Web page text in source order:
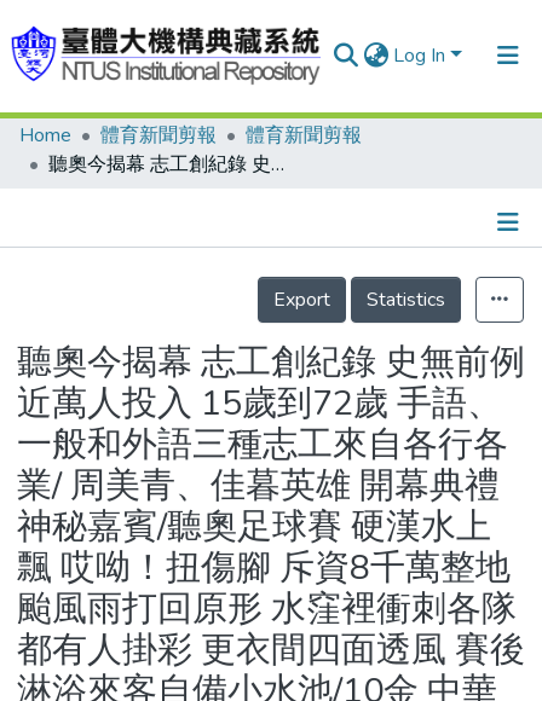
Log In
Communities & Collections
Statistics
Home 體育新聞剪報
體育新聞剪報
聽奧今揭幕 志工創紀錄 史無前例近萬人投入 15歲到72歲 手語、一般和外語三種志工來自各行各業/ 周美青、佳暮英雄 開幕典禮神秘嘉賓/聽奧足球賽 硬漢水上飄 哎呦！扭傷腳 斥資8千萬整地颱風雨打回原形 水窪裡衝刺各隊都有人掛彩 更衣間四面透風 賽後淋浴來客自備小水池/10金 中華隊的最低標/177面金牌 2千餘選手力拚/好閃！南非派金奧運銀牌/開幕女神從天降 林嘉綺全裸彩繪 貼身舞衣啦/六年前手語簡報 北市爭到主辦權/2009聽奧小檔案/台北聽奧今晚開幕流程表
Details
Export
Statistics
聽奧今揭幕 志工創紀錄 史無前例
近萬人投入 15歲到72歲 手語、
一般和外語三種志工來自各行各
業/ 周美青、佳暮英雄 開幕典禮
神秘嘉賓/聽奧足球賽 硬漢水上
飄 哎呦！扭傷腳 斥資8千萬整地
颱風雨打回原形 水窪裡衝刺各隊
都有人掛彩 更衣間四面透風 賽後
淋浴來客自備小水池/10金 中華